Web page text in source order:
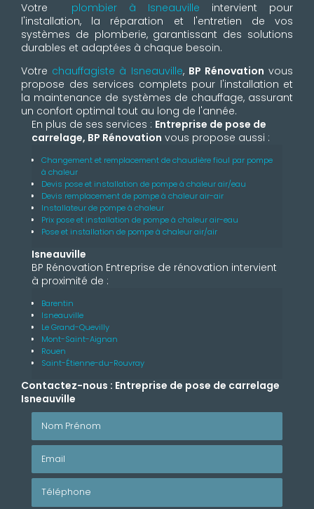
Votre plombier à Isneauville intervient pour
l'installation, la réparation et l'entretien de vos
systèmes de plomberie, garantissant des solutions
durables et adaptées à chaque besoin.
Votre chauffagiste à Isneauville, BP Rénovation vous
propose des services complets pour l'installation et
la maintenance de systèmes de chauffage, assurant
un confort optimal tout au long de l'année.
En plus de ses services : Entreprise de pose de
carrelage, BP Rénovation vous propose aussi :
Changement et remplacement de chaudière fioul par pompe
à chaleur
Devis pose et installation de pompe à chaleur air/eau
Devis remplacement de pompe à chaleur air-air
Installateur de pompe à chaleur
Prix pose et installation de pompe à chaleur air-eau
Pose et installation de pompe à chaleur air/air
Isneauville
BP Rénovation Entreprise de rénovation intervient
à proximité de :
Barentin
Isneauville
Le Grand-Quevilly
Mont-Saint-Aignan
Rouen
Saint-Étienne-du-Rouvray
Contactez-nous : Entreprise de pose de carrelage
Isneauville
Nom Prénom